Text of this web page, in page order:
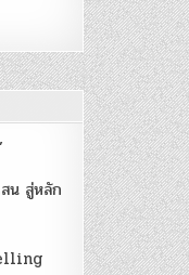
น สู่หลัก